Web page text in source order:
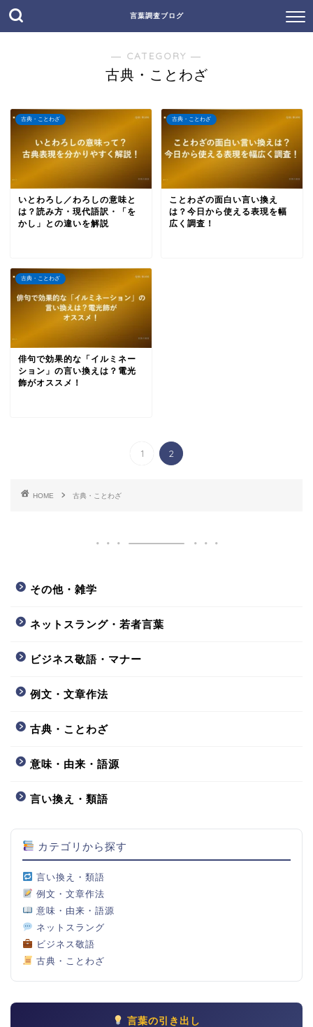
言葉調査ブログ
― CATEGORY ―
古典・ことわざ
古典・ことわざ
いとわろし／わろしの意味と
は？読み方・現代語訳・「を
かし」との違いを解説
古典・ことわざ
ことわざの面白い言い換え
は？今日から使える表現を幅
広く調査！
古典・ことわざ
俳句で効果的な「イルミネー
ション」の言い換えは？電光
飾がオススメ！
1 2
HOME 古典・ことわざ
その他・雑学
ネットスラング・若者言葉
ビジネス敬語・マナー
例文・文章作法
古典・ことわざ
意味・由来・語源
言い換え・類語
カテゴリから探す
言い換え・類語
例文・文章作法
意味・由来・語源
ネットスラング
ビジネス敬語
古典・ことわざ
言葉の引き出し